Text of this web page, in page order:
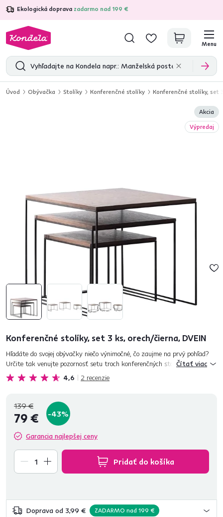
Ekologická doprava zadarmo nad 199 €
4,7 31 285overených produktových recenzií
Menu
Úvod Obývačka Stolíky Konferenčné stolíky Konferenčné stolíky, set
Akcia
Výpredaj
Konferenčné stolíky, set 3 ks, orech/čierna, DVEIN
4,6 2 recenzie
Hľadáte do svojej obývačky niečo výnimočné, čo zaujme na prvý pohľad?
Určite tak venujte pozornosť setu troch konferenčných stolíkov DVEIN.
Tento konferenčný stolík, ktorý je tvorený 3 samostatným...
Čítať viac
139 €
79 € -43%
Garancia najlepšej ceny
Pridať do košíka
Doprava od 3,99 € ZADARMO nad 199 €